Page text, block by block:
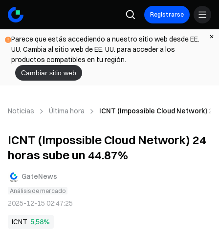
Registrarse
Parece que estás accediendo a nuestro sitio web desde EE.
UU. Cambia al sitio web de EE. UU. para acceder a los
productos compatibles en tu región.
Cambiar sitio web
Noticias Última hora ICNT (Impossible Cloud Network) 24
ICNT (Impossible Cloud Network) 24
horas sube un 44.87%
GateNews
Análisis de mercado
2025-12-15 02:47:25
ICNT 5,58%